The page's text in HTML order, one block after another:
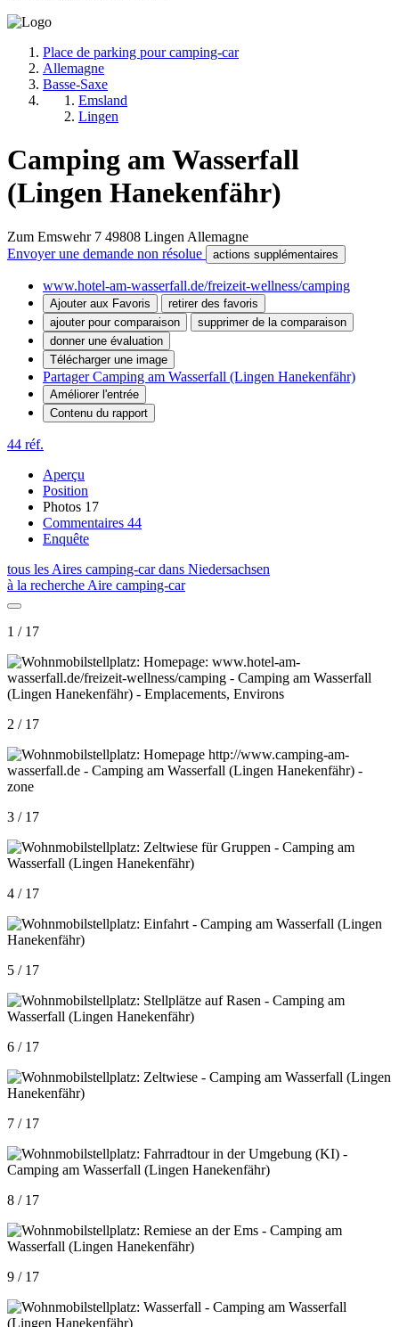
Place de parking pour camping-car
Allemagne
Basse-Saxe
Emsland
Lingen
Camping am Wasserfall
(Lingen Hanekenfähr)
Zum Emswehr 7 49808 Lingen Allemagne
Envoyer une demande non résolue
actions supplémentaires
www.hotel-am-wasserfall.de/freizeit-wellness/camping
Ajouter aux Favoris
retirer des favoris
ajouter pour comparaison
supprimer de la comparaison
donner une évaluation
Télécharger une image
Partager Camping am Wasserfall (Lingen Hanekenfähr)
Améliorer l'entrée
Contenu du rapport
44 réf.
Aperçu
Position
Photos 17
Commentaires 44
Enquête
tous les Aires camping-car dans Niedersachsen
à la recherche Aire camping-car
1 / 17
2 / 17
3 / 17
4 / 17
5 / 17
6 / 17
7 / 17
8 / 17
9 / 17